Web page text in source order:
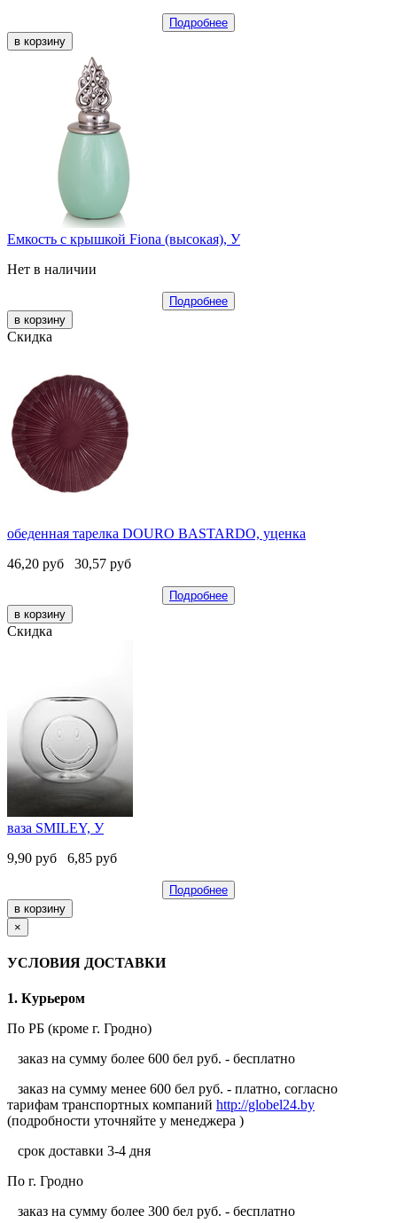
Подробнее
Емкость с крышкой Fiona (высокая), У
Нет в наличии
Подробнее
Скидка
обеденная тарелка DOURO BASTARDO, уценка
46,20 руб 30,57 руб
Подробнее
Скидка
ваза SMILEY, У
9,90 руб 6,85 руб
Подробнее
×
УСЛОВИЯ ДОСТАВКИ
1. Курьером
По РБ (кроме г. Гродно)
заказ на сумму более 600 бел руб. - бесплатно
заказ на сумму менее 600 бел руб. - платно, согласно
тарифам транспортных компаний http://globel24.by
(подробности уточняйте у менеджера )
срок доставки 3-4 дня
По г. Гродно
заказ на сумму более 300 бел руб. - бесплатно